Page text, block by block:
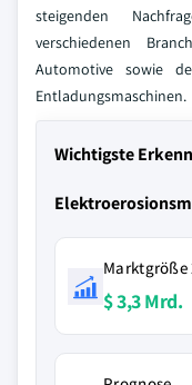
steigenden
verschiedenen
Automotive sowie
Entladungsmaschinen.
Wichtigste
Marktgröße
$ 3,3 Mrd.